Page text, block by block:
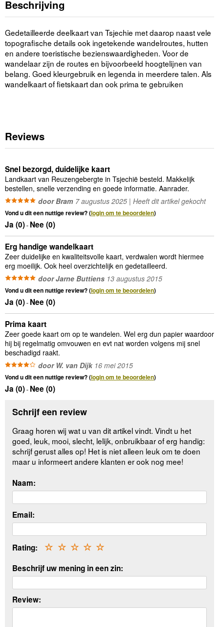
Beschrijving
Gedetailleerde deelkaart van Tsjechie met daarop naast vele
topografische details ook ingetekende wandelroutes, hutten
en andere toeristische bezienswaardigheden. Voor de
wandelaar zijn de routes en bijvoorbeeld hoogtelijnen van
belang. Goed kleurgebruik en legenda in meerdere talen. Als
wandelkaart of fietskaart dan ook prima te gebruiken
Reviews
Snel bezorgd, duidelijke kaart
Landkaart van Reuzengebergte in Tsjechië besteld. Makkelijk
bestellen, snelle verzending en goede informatie. Aanrader.
door Bram 7 augustus 2025 | Heeft dit artikel gekocht
Vond u dit een nuttige review? (login om te beoordelen)
Ja (0)- Nee (0)
Erg handige wandelkaart
Zeer duidelijke en kwaliteitsvolle kaart, verdwalen wordt hiermee
erg moeilijk. Ook heel overzichtelijk en gedetailleerd.
door Jarne Buttiens 13 augustus 2015
Vond u dit een nuttige review? (login om te beoordelen)
Ja (0)- Nee (0)
Prima kaart
Zeer goede kaart om op te wandelen. Wel erg dun papier waardoor
hij bij regelmatig omvouwen en evt nat worden volgens mij snel
beschadigd raakt.
door W. van Dijk16 mei 2015
Vond u dit een nuttige review? (login om te beoordelen)
Ja (0)- Nee (0)
Schrijf een review
Graag horen wij wat u van dit artikel vindt. Vindt u het
goed, leuk, mooi, slecht, lelijk, onbruikbaar of erg handig:
schrijf gerust alles op! Het is niet alleen leuk om te doen
maar u informeert andere klanten er ook nog mee!
Naam:
Email:
Rating: ☆
☆
☆
☆
☆
Beschrijf uw mening in een zin:
Review: